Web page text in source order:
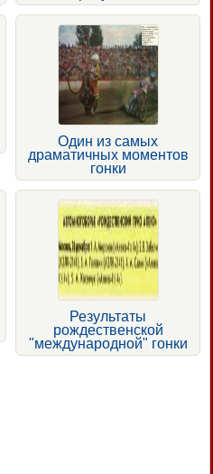
Один из самых
драматичных моментов
гонки
Результаты
рождественской
"международной" гонки